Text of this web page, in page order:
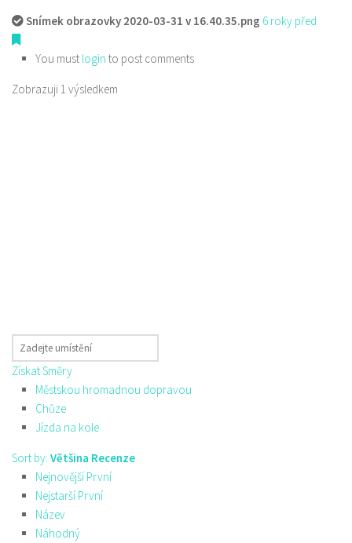
Snímek obrazovky 2020-03-31 v 16.40.35.png 6 roky před
You must login to post comments
Zobrazuji 1 výsledkem
Získat Směry
Městskou hromadnou dopravou
Chůze
Jízda na kole
Sort by: Většina Recenze
Nejnovější První
Nejstarší První
Název
Náhodný